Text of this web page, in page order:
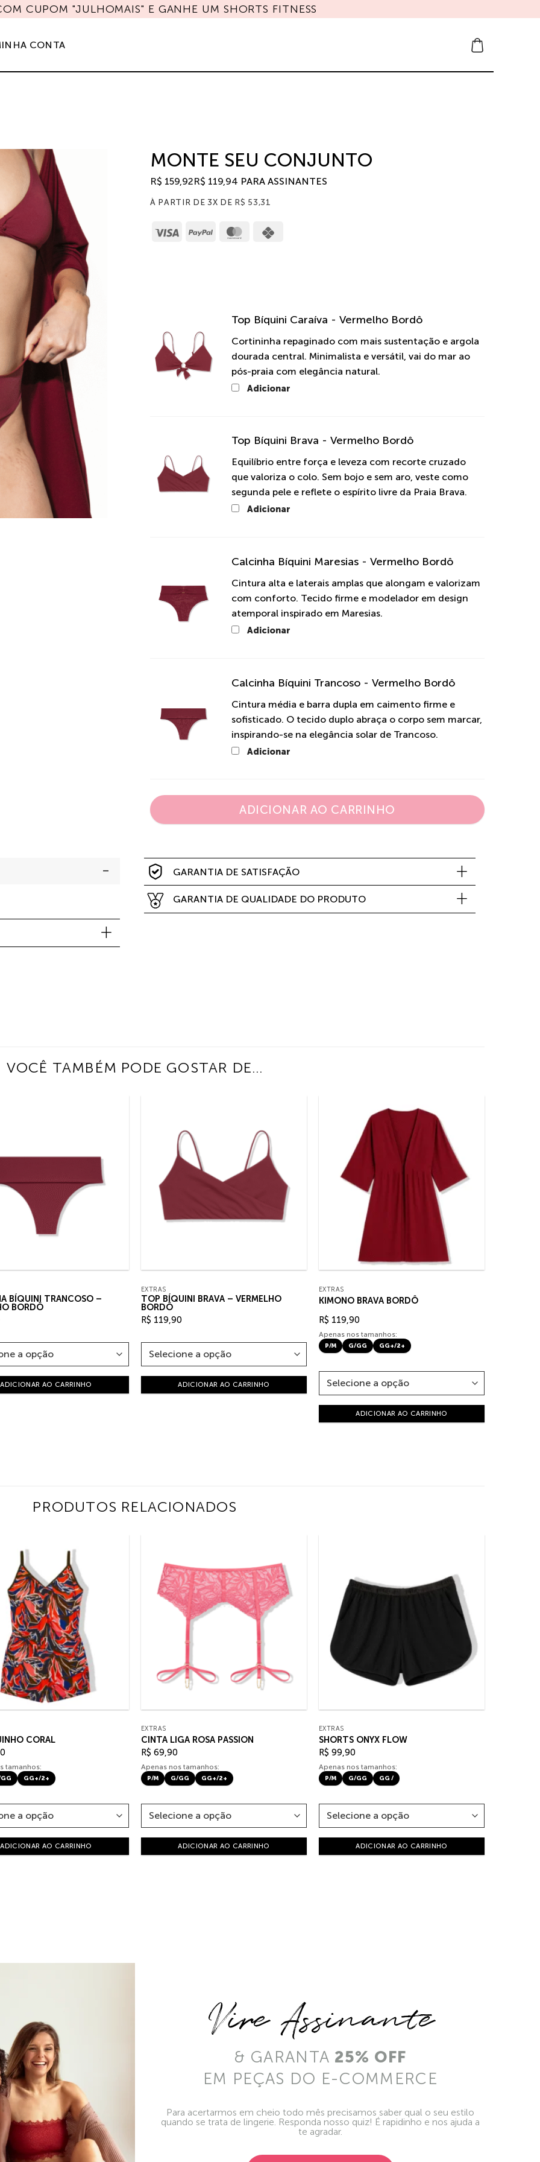
CUPOM "JULHOMAIS" E GANHE UM SHORTS FITNESS
CONTA
MONTE SEU CONJUNTO
R$ 159,92R$ 119,94 PARA ASSINANTES
À PARTIR DE 3X DE R$ 53,31
Visa PayPal MasterCard
Top Bíquini Caraíva - Vermelho Bordô
Cortininha repaginado com mais sustentação e argola
dourada central. Minimalista e versátil, vai do mar ao
pós-praia com elegância natural.
Adicionar
Top Bíquini Brava - Vermelho Bordô
Equilíbrio entre força e leveza com recorte cruzado
que valoriza o colo. Sem bojo e sem aro, veste como
segunda pele e reflete o espírito livre da Praia Brava.
Adicionar
Calcinha Bíquini Maresias - Vermelho Bordô
Cintura alta e laterais amplas que alongam e valorizam
com conforto. Tecido firme e modelador em design
atemporal inspirado em Maresias.
Adicionar
Calcinha Bíquini Trancoso - Vermelho Bordô
Cintura média e barra dupla em caimento firme e
sofisticado. O tecido duplo abraça o corpo sem marcar,
inspirando-se na elegância solar de Trancoso.
Adicionar
ADICIONAR AO CARRINHO
GARANTIA DE SATISFAÇÃO
GARANTIA DE QUALIDADE DO PRODUTO
VOCÊ TAMBÉM PODE GOSTAR DE…
BÍQUINI TRANCOSO –
BORDÔ
ADICIONAR AO CARRINHO
EXTRAS
TOP BÍQUINI BRAVA – VERMELHO
BORDÔ
R$ 119,90
ADICIONAR AO CARRINHO
EXTRAS
KIMONO BRAVA BORDÔ
R$ 119,90
Apenas nos tamanhos:
P/M G/GG GG+/2+
ADICIONAR AO CARRINHO
PRODUTOS RELACIONADOS
CORAL
tamanhos:
GG+/2+
ADICIONAR AO CARRINHO
EXTRAS
CINTA LIGA ROSA PASSION
R$ 69,90
Apenas nos tamanhos:
P/M G/GG GG+/2+
ADICIONAR AO CARRINHO
EXTRAS
SHORTS ONYX FLOW
R$ 99,90
Apenas nos tamanhos:
P/M G/GG GG /
ADICIONAR AO CARRINHO
Vire Assinante
& GARANTA 25% OFF
EM PEÇAS DO E-COMMERCE
Para acertarmos em cheio todo mês precisamos saber qual o seu estilo
quando se trata de lingerie. Responda nosso quiz! É rapidinho e nos ajuda a
te agradar.